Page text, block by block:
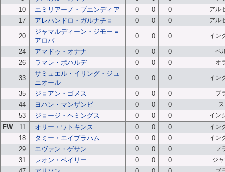
10 エミリアーノ・ブエンディア 0 0 0 アル
17 アレハンドロ・ガルナチョ 0 0 0 アル
20
ジャマルディーン・ジモー＝
アロバ
0 0 0 イン
24 アマドゥ・オナナ 0 0 0 ベ
26 ラマレ・ボハルデ 0 0 0 オ
33
サミュエル・イリング・ジュ
ニオール
0 0 0 イン
35 ジョアン・ゴメス 0 0 0 ブ
44 ヨハン・マンザンビ 0 0 0
53 ジョージ・ヘミングス 0 0 0 イン
FW 11 オリー・ワトキンス 0 0 0 イン
18 タミー・エイブラハム 0 0 0 イン
29 エヴァン・ゲサン 0 0 0 フ
31 レオン・ベイリー 0 0 0 ジ